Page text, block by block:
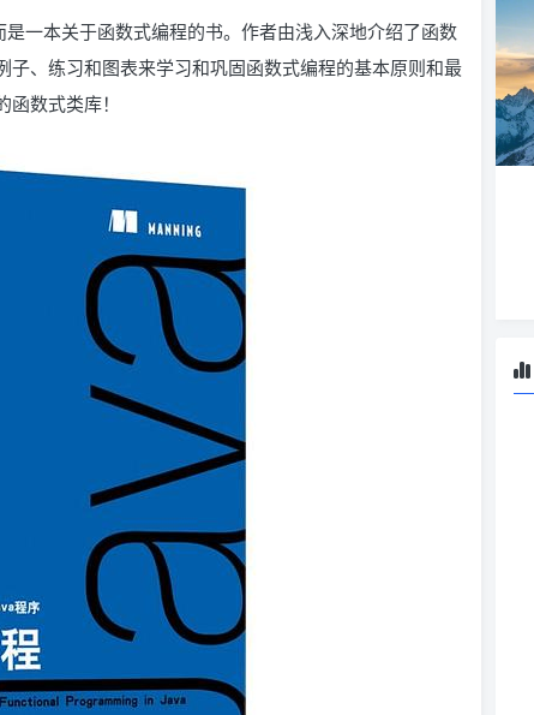
是一本关于函数式编程的书。作者由浅入深地介绍了函数
、练习和图表来学习和巩固函数式编程的基本原则和最
数式类库！